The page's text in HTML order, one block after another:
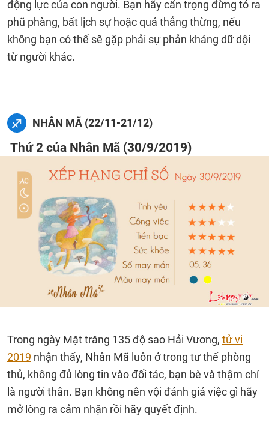
động lực của con người. Bạn hãy cẩn trọng đừng tỏ ra
phũ phàng, bất lịch sự hoặc quá thẳng thừng, nếu
không bạn có thể sẽ gặp phải sự phản kháng dữ dội
từ người khác.
NHÂN MÃ (22/11-21/12)
Thứ 2 của Nhân Mã (30/9/2019)
Trong ngày Mặt trăng 135 độ sao Hải Vương, tử vi
2019 nhận thấy, Nhân Mã luôn ở trong tư thế phòng
thủ, không đủ lòng tin vào đối tác, bạn bè và thậm chí
là người thân. Bạn không nên vội đánh giá việc gì hãy
mở lòng ra cảm nhận rồi hãy quyết định.